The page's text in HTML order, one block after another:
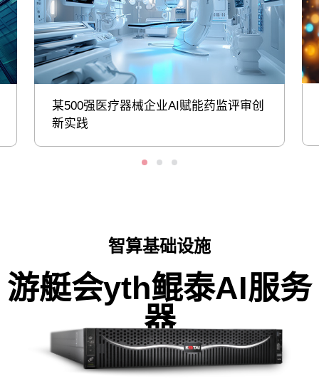
某500强医疗器械企业AI赋能药监评审创
新实践
智算基础设施
游艇会yth鲲泰AI服务
器